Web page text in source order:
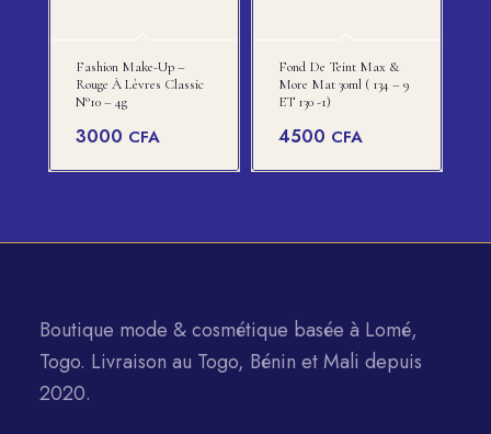
Fashion Make-Up –
Rouge À Lèvres Classic
N°10 – 4g
3000 CFA
Fond De Teint Max &
More Mat 30ml ( 134 – 9
ET 130 -1)
4500 CFA
Boutique mode & cosmétique basée à Lomé,
Togo. Livraison au Togo, Bénin et Mali depuis
2020.